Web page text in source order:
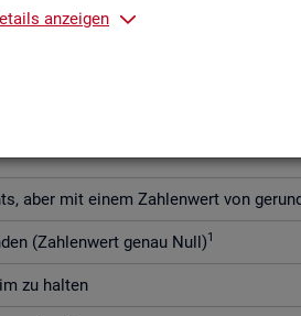
anzeigen
Abkürzungsverzeichnis und
aber mit einem Zah­len­wert von
(Zah­len­wert genau Null)1
zu hal­ten